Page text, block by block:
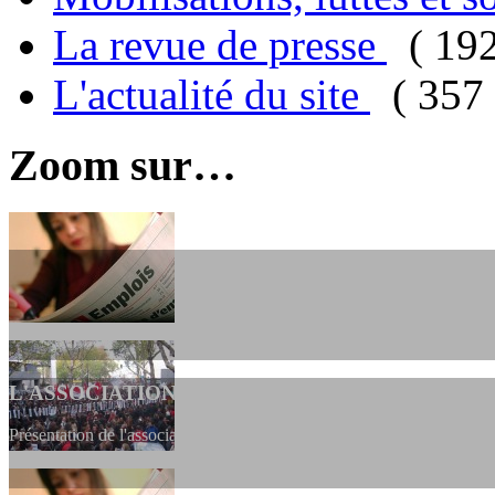
La revue de presse
(
L'actualité du site
( 357
Zoom sur…
L'ASSOCIATION
Présentation de l'association et de sa charte qui encadre nos actions